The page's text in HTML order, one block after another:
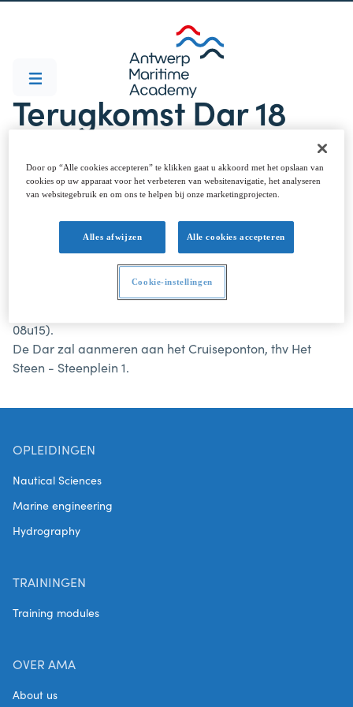
Terugkomst Dar 18
Onze studenten komen terug aan in Antwerpen op
08u15).
De Dar zal aanmeren aan het Cruiseponton, thv Het
Steen - Steenplein 1.
OPLEIDINGEN
Nautical Sciences
Marine engineering
Hydrography
TRAININGEN
Training modules
OVER AMA
About us
Door op “Alle cookies accepteren” te klikken gaat u akkoord met het opslaan van
cookies op uw apparaat voor het verbeteren van websitenavigatie, het analyseren
van websitegebruik en om ons te helpen bij onze marketingprojecten.
Alles afwijzen Alle cookies accepteren
Cookie-instellingen